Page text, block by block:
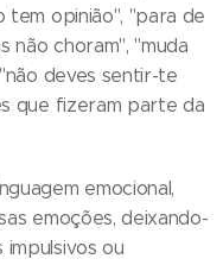
tem opinião", "para de
não choram", "muda
deves sentir-te
que fizeram parte da
emocional,
emoções, deixando-
ou